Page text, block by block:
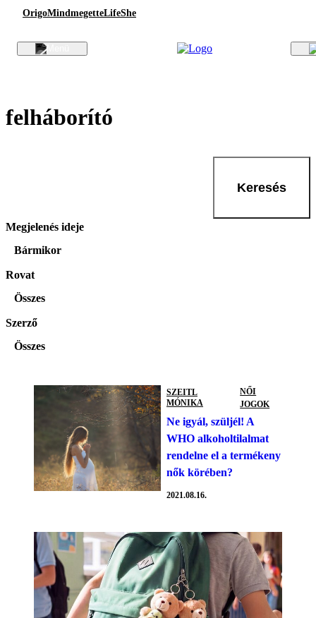
OrigoMindmegetteLifeShe
felháborító
Keresés
Megjelenés ideje
Bármikor
Rovat
Összes
Szerző
Összes
SZEITL
MÓNIKA
NŐI
JOGOK
Ne igyál, szüljél! A
WHO alkoholtilalmat
rendelne el a termékeny
nők körében?
2021.08.16.